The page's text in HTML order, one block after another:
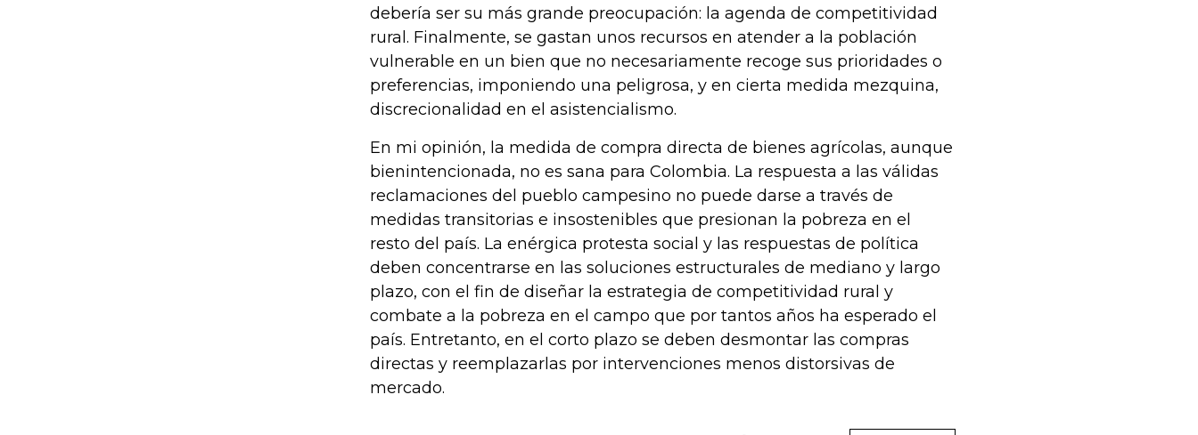
debería ser su más grande preocupación: la agenda de competitividad
rural. Finalmente, se gastan unos recursos en atender a la población
vulnerable en un bien que no necesariamente recoge sus prioridades o
preferencias, imponiendo una peligrosa, y en cierta medida mezquina,
discrecionalidad en el asistencialismo.
En mi opinión, la medida de compra directa de bienes agrícolas, aunque
bienintencionada, no es sana para Colombia. La respuesta a las válidas
reclamaciones del pueblo campesino no puede darse a través de
medidas transitorias e insostenibles que presionan la pobreza en el
resto del país. La enérgica protesta social y las respuestas de política
deben concentrarse en las soluciones estructurales de mediano y largo
plazo, con el fin de diseñar la estrategia de competitividad rural y
combate a la pobreza en el campo que por tantos años ha esperado el
país. Entretanto, en el corto plazo se deben desmontar las compras
directas y reemplazarlas por intervenciones menos distorsivas de
mercado.